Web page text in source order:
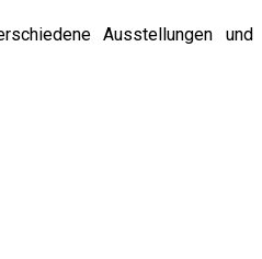
Ausstellungen und